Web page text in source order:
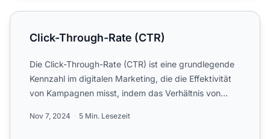
Click-Through-Rate (CTR)
Click-Through-Rate (CTR)
Die Click-Through-Rate (CTR) ist eine grundlegende
Kennzahl im digitalen Marketing, die die Effektivität
von Kampagnen misst, indem das Verhältnis von
Nov 7, 2024 5 Min. Lesezeit